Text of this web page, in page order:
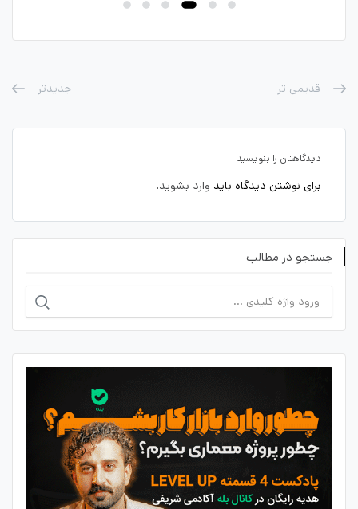
قدیمی تر جدیدتر
دیدگاهتان را بنویسید
برای نوشتن دیدگاه باید وارد بشوید.
جستجو در مطالب